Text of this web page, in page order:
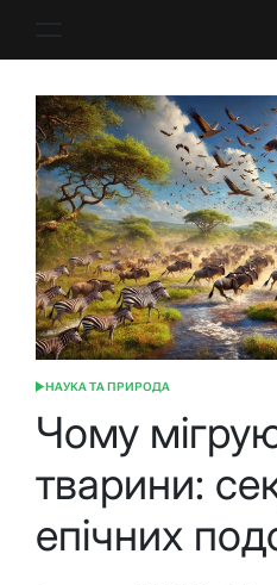
ОПУБЛІКУВАТИ
НАУКА ТА ПРИРОДА
Чому
тварини:
епічних